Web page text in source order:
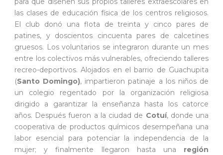
las clases de educación física de los centros religiosos.
El club donó una flota de treinta y cinco pares de
patines, y doscientos cincuenta pares de calcetines
gruesos. Los voluntarios se integraron durante un mes
entre los colectivos más vulnerables, ofreciendo talleres
recreo-deportivos. Alojados en el barrio de Guachupita
(Santo Domingo), impartieron patinaje a los niños de
un colegio regentado por la organización religiosa
dirigido a garantizar la enseñanza hasta los catorce
años. Después fueron a la ciudad de Cotuí, donde una
cooperativa de productos químicos desempeñana una
labor esencial para potenciar la independencia de la
mujer; y finalmente llegaron hasta una región